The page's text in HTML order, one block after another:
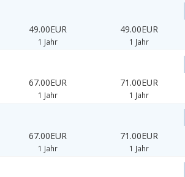
49.00EUR
1 Jahr
49.00EUR
1 Jahr
67.00EUR
1 Jahr
71.00EUR
1 Jahr
67.00EUR
1 Jahr
71.00EUR
1 Jahr